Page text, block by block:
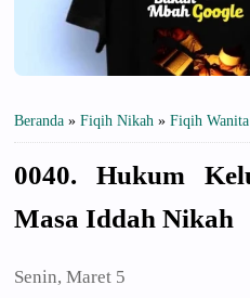
Beranda » Fiqih Nikah » Fiqih Wanita
0040. Hukum
Masa Iddah Nikah
Senin, Maret 5